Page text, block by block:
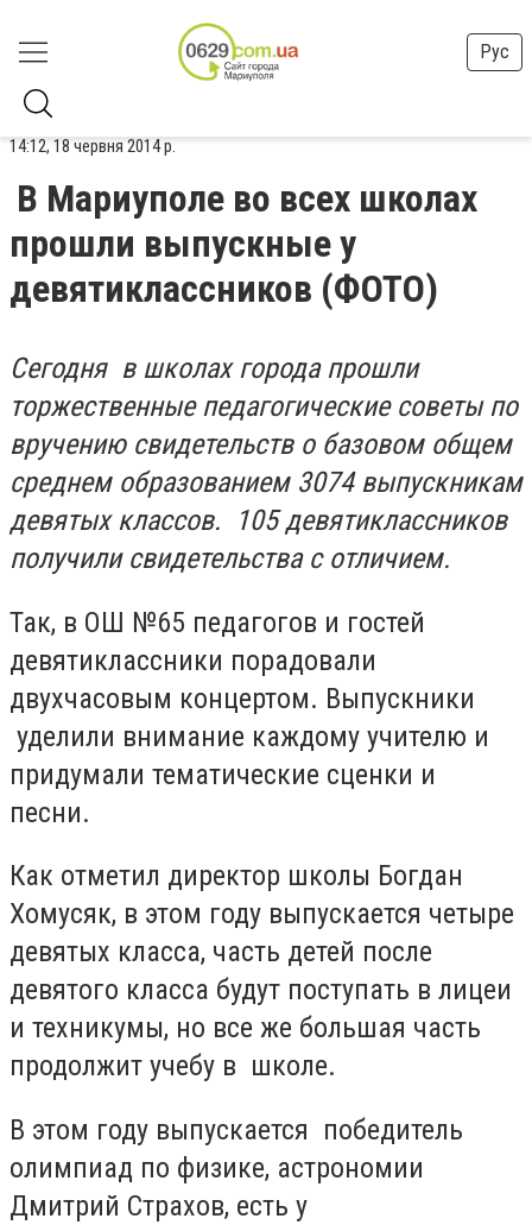
Рус
14:12, 18 червня 2014 р.
В Мариуполе во всех школах
прошли выпускные у
девятиклассников (ФОТО)
Сегодня в школах города прошли
торжественные педагогические советы по
вручению свидетельств о базовом общем
среднем образованием 3074 выпускникам
девятых классов. 105 девятиклассников
получили свидетельства с отличием.
Так, в ОШ №65 педагогов и гостей
девятиклассники порадовали
двухчасовым концертом. Выпускники
уделили внимание каждому учителю и
придумали тематические сценки и
песни.
Как отметил директор школы Богдан
Хомусяк, в этом году выпускается четыре
девятых класса, часть детей после
девятого класса будут поступать в лицеи
и техникумы, но все же большая часть
продолжит учебу в школе.
В этом году выпускается победитель
олимпиад по физике, астрономии
Дмитрий Страхов, есть у